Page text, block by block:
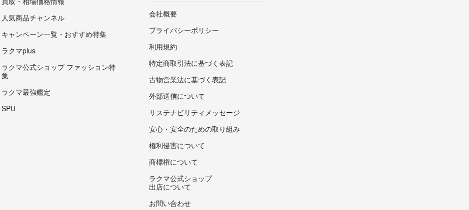
人気商品チャンネル
キャンペーン一覧・おすすめ特集
ラクマplus
ラクマ公式ショップ ファッション特
集
ラクマ最強鑑定
SPU
会社概要
プライバシーポリシー
利用規約
特定商取引法に基づく表記
古物営業法に基づく表記
外部送信について
サステナビリティメッセージ
安心・安全のための取り組み
権利侵害について
商標権について
ラクマ公式ショップ
出店について
お問い合わせ